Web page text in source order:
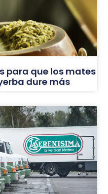
para que los mates
dure más